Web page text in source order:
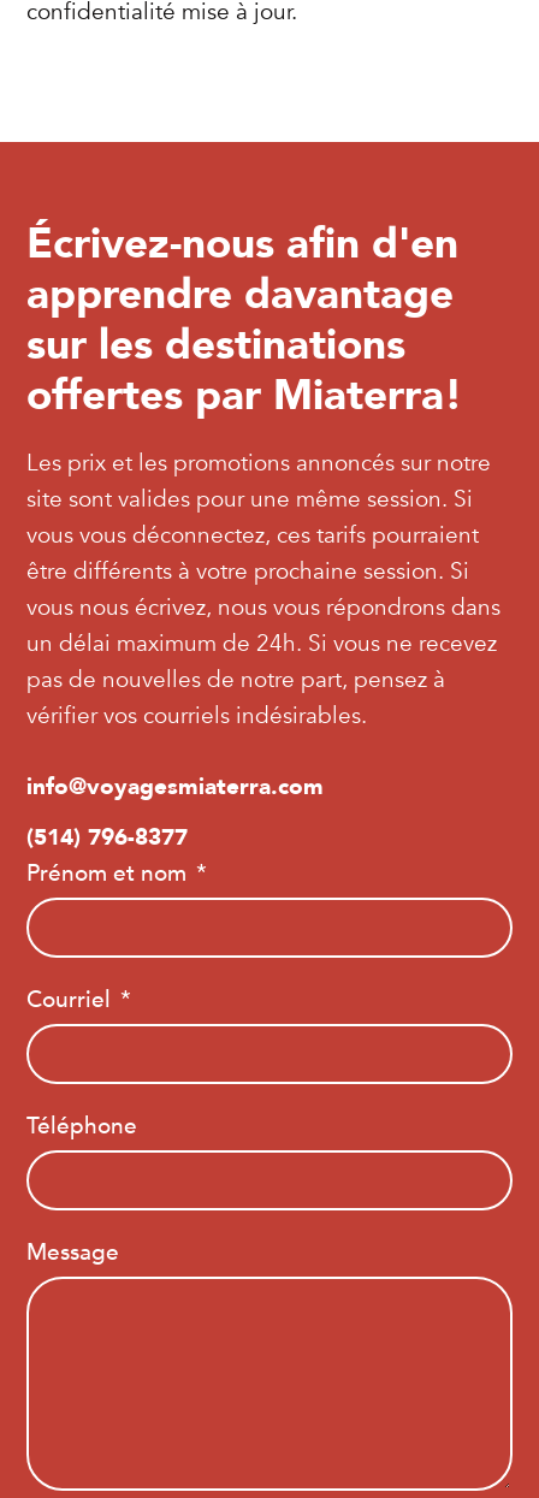
confidentialité mise à jour.
Écrivez-nous afin d'en
apprendre davantage
sur les destinations
offertes par Miaterra!
Les prix et les promotions annoncés sur notre
site sont valides pour une même session. Si
vous vous déconnectez, ces tarifs pourraient
être différents à votre prochaine session. Si
vous nous écrivez, nous vous répondrons dans
un délai maximum de 24h. Si vous ne recevez
pas de nouvelles de notre part, pensez à
vérifier vos courriels indésirables.
info@voyagesmiaterra.com
(514) 796-8377
Prénom et nom
Courriel
Téléphone
Message